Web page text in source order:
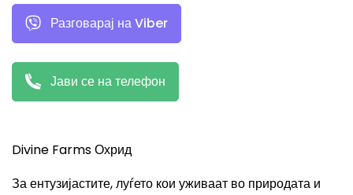
Разговарај на Viber
Јави се на телефон
Divine Farms Охрид
За ентузијастите, луѓето кои уживаат во природата и